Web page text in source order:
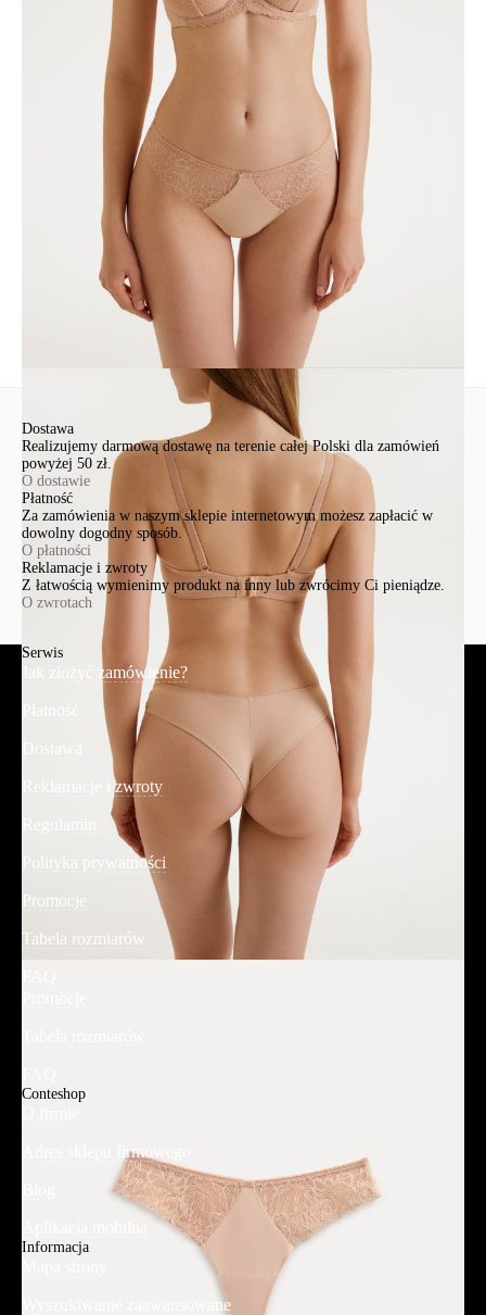
– koronkowe wstawki z przodu,
- idealne dopasowanie.
1009021540011442
poliamid 78%, elastan 22%; klin - bawełna 100%
Udostępnij produkt
Podmiot odpowiedzialny
EuroTrade Tex Sp z o.o.
91-341, Łódź, Polska
info@conteshop.pl
Ten produkt nie ma pytań Możesz zadać pytanie, klikając przycisk
Nowe pytanie
Dostawa
Realizujemy darmową dostawę na terenie całej Polski dla zamówień
powyżej 50 zł.
O dostawie
Płatność
Za zamówienia w naszym sklepie internetowym możesz zapłacić w
dowolny dogodny sposób.
O płatności
Reklamacje i zwroty
Z łatwością wymienimy produkt na inny lub zwrócimy Ci pieniądze.
O zwrotach
Serwis
Jak złożyć zamówienie?
Płatność
Dostawa
Reklamacje i zwroty
Regulamin
Polityka prywatności
Promocje
Tabela rozmiarów
Conteshop
Adres sklepu firmowego
Informacja
Wyszukiwanie zaawansowane